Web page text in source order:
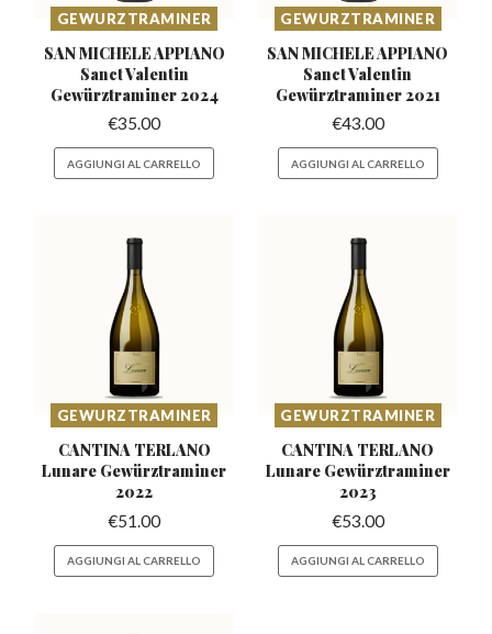
GEWURZTRAMINER
SAN MICHELE APPIANO
Sanct Valentin
Gewürztraminer 2024
€35.00
AGGIUNGI AL CARRELLO
GEWURZTRAMINER
SAN MICHELE APPIANO
Sanct Valentin
Gewürztraminer 2021
€43.00
AGGIUNGI AL CARRELLO
GEWURZTRAMINER
CANTINA TERLANO
Lunare Gewürztraminer
2022
€51.00
AGGIUNGI AL CARRELLO
GEWURZTRAMINER
CANTINA TERLANO
Lunare Gewürztraminer
2023
€53.00
AGGIUNGI AL CARRELLO